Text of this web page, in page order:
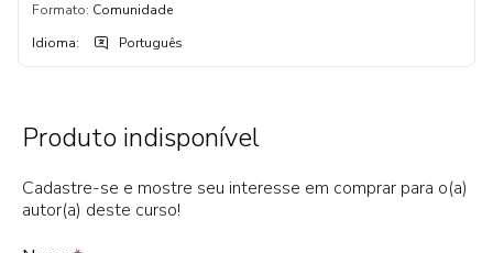
Formato: Comunidade
Idioma: Português
Produto indisponível
Cadastre-se e mostre seu interesse em comprar para o(a)
autor(a) deste curso!